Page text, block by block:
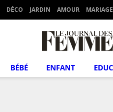
DÉCO JARDIN AMOUR MARIAGE
BÉBÉ ENFANT